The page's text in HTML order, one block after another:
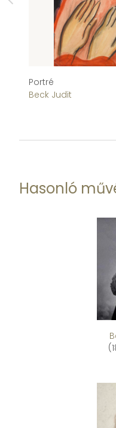
Portré
Beck Judit
Hasonló